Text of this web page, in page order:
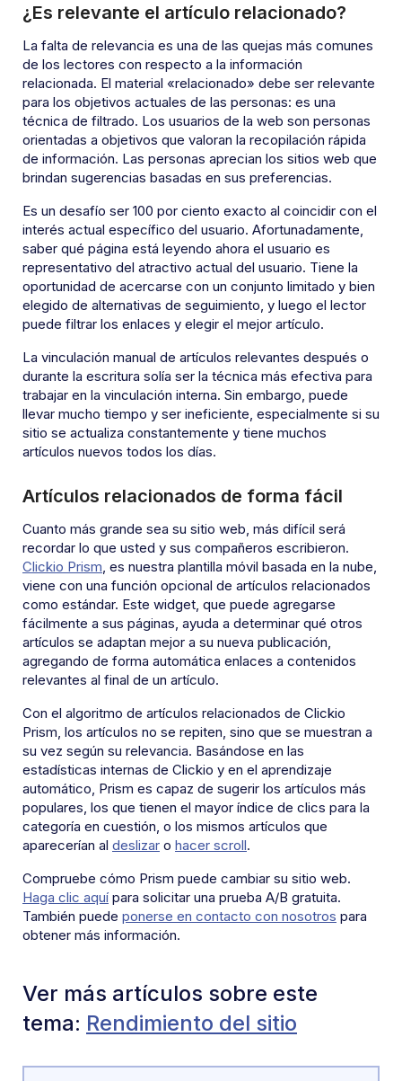
¿Es relevante el artículo relacionado?
La falta de relevancia es una de las quejas más comunes
de los lectores con respecto a la información
relacionada. El material «relacionado» debe ser relevante
para los objetivos actuales de las personas: es una
técnica de filtrado. Los usuarios de la web son personas
orientadas a objetivos que valoran la recopilación rápida
de información. Las personas aprecian los sitios web que
brindan sugerencias basadas en sus preferencias.
Es un desafío ser 100 por ciento exacto al coincidir con el
interés actual específico del usuario. Afortunadamente,
saber qué página está leyendo ahora el usuario es
representativo del atractivo actual del usuario. Tiene la
oportunidad de acercarse con un conjunto limitado y bien
elegido de alternativas de seguimiento, y luego el lector
puede filtrar los enlaces y elegir el mejor artículo.
La vinculación manual de artículos relevantes después o
durante la escritura solía ser la técnica más efectiva para
trabajar en la vinculación interna. Sin embargo, puede
llevar mucho tiempo y ser ineficiente, especialmente si su
sitio se actualiza constantemente y tiene muchos
artículos nuevos todos los días.
Artículos relacionados de forma fácil
Cuanto más grande sea su sitio web, más difícil será
recordar lo que usted y sus compañeros escribieron.
Clickio Prism, es nuestra plantilla móvil basada en la nube,
viene con una función opcional de artículos relacionados
como estándar. Este widget, que puede agregarse
fácilmente a sus páginas, ayuda a determinar qué otros
artículos se adaptan mejor a su nueva publicación,
agregando de forma automática enlaces a contenidos
relevantes al final de un artículo.
Con el algoritmo de artículos relacionados de Clickio
Prism, los artículos no se repiten, sino que se muestran a
su vez según su relevancia. Basándose en las
estadísticas internas de Clickio y en el aprendizaje
automático, Prism es capaz de sugerir los artículos más
populares, los que tienen el mayor índice de clics para la
categoría en cuestión, o los mismos artículos que
aparecerían al deslizar o hacer scroll.
Compruebe cómo Prism puede cambiar su sitio web.
Haga clic aquí para solicitar una prueba A/B gratuita.
También puede ponerse en contacto con nosotros para
obtener más información.
Ver más artículos sobre este
tema: Rendimiento del sitio